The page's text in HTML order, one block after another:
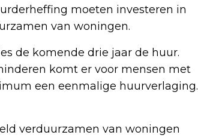
moeten investeren in
van woningen.
de komende drie jaar de huur.
komt er voor mensen met
een eenmalige huurverlaging.
verduurzamen van woningen